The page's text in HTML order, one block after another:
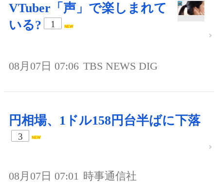
VTuber「声」で楽しまれて
いる?
1
08月07日 07:06 TBS NEWS DIG
円相場、1ドル158円台半ばに下落
3
08月07日 07:01 時事通信社